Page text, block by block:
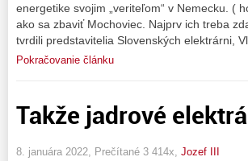
energetike svojim „veriteľom“ v Nemecku. (
ako sa zbaviť Mochoviec. Najprv ich treba
tvrdili predstavitelia Slovenských elektrárni,
Pokračovanie článku
Takže jadrové
8. januára 2022, Prečítané 3 414x, Jozef III